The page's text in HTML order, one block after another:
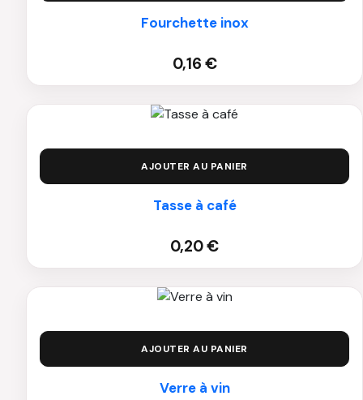
Fourchette inox
0,16 €
AJOUTER AU PANIER
Tasse à café
0,20€
AJOUTER AU PANIER
Verre à vin